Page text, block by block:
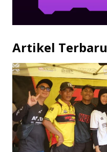
Artikel Terbaru